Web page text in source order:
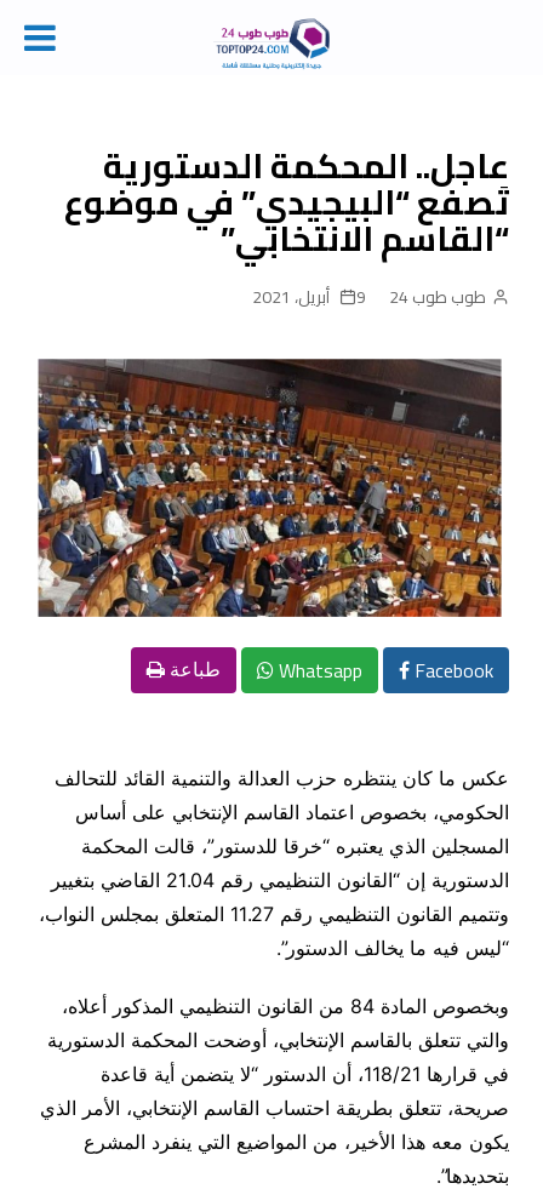
contentعاجل.. المحكمة الدستورية
تَصفع “البيجيدي” في موضوع
“القاسم الانتخابي”
طوب طوب 24 9 أبريل، 2021
Facebook
Whatsapp طباعة
عكس ما كان ينتظره حزب العدالة والتنمية القائد للتحالف
الحكومي، بخصوص اعتماد القاسم الإنتخابي على أساس
المسجلين الذي يعتبره “خرقا للدستور”، قالت المحكمة
الدستورية إن “القانون التنظيمي رقم 21.04 القاضي بتغيير
وتتميم القانون التنظيمي رقم 11.27 المتعلق بمجلس النواب،
“ليس فيه ما يخالف الدستور”.
وبخصوص المادة 84 من القانون التنظيمي المذكور أعلاه،
والتي تتعلق بالقاسم الإنتخابي، أوضحت المحكمة الدستورية
في قرارها 118/21، أن الدستور “لا يتضمن أية قاعدة
صريحة، تتعلق بطريقة احتساب القاسم الإنتخابي، الأمر الذي
يكون معه هذا الأخير، من المواضيع التي ينفرد المشرع
بتحديدها”.